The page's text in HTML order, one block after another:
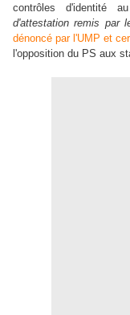
contrôles d'identité
d'attestation remis par
dénoncé par l'UMP et
l'opposition du PS aux